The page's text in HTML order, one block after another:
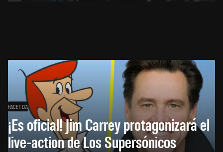
HACE 1 DÍA
¡Es oficial! Jim Carrey protagonizará el
live-action de Los Supersónicos